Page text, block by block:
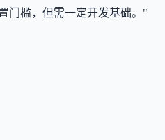
门槛，但需一定开发基础。"